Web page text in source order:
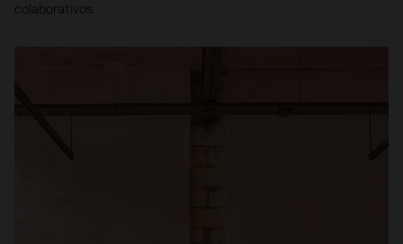
colaborativos.